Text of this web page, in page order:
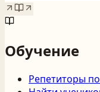
Обучение
Репетиторы